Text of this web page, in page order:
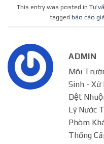
This entry was posted in Tư
tagged báo cáo
ADMIN
Môi
Sinh - Xử
Dệt
Lý Nước
Phòm
Thống